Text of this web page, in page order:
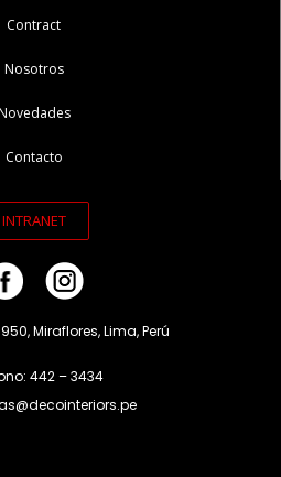
Contract
Nosotros
Contacto
INTRANET
Miraflores, Lima, Perú
442 – 3434